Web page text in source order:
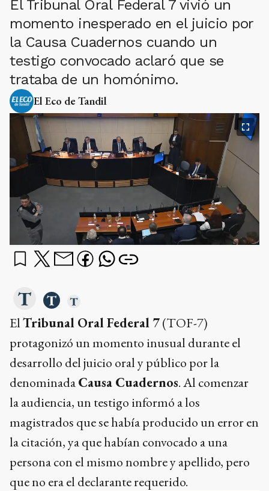
El Tribunal Oral Federal 7 vivió un
momento inesperado en el juicio por
la Causa Cuadernos cuando un
testigo convocado aclaró que se
trataba de un homónimo.
El Eco de Tandil
ElTribunal Oral Federal 7(TOF-7)
protagonizó un momento inusual durante el
desarrollo del juicio oral y público por la
denominadaCausa Cuadernos. Al comenzar
la audiencia, un testigo informó a los
magistrados que se había producido un error en
la citación, ya que habían convocado a una
persona con el mismo nombre y apellido, pero
que no era el declarante requerido.